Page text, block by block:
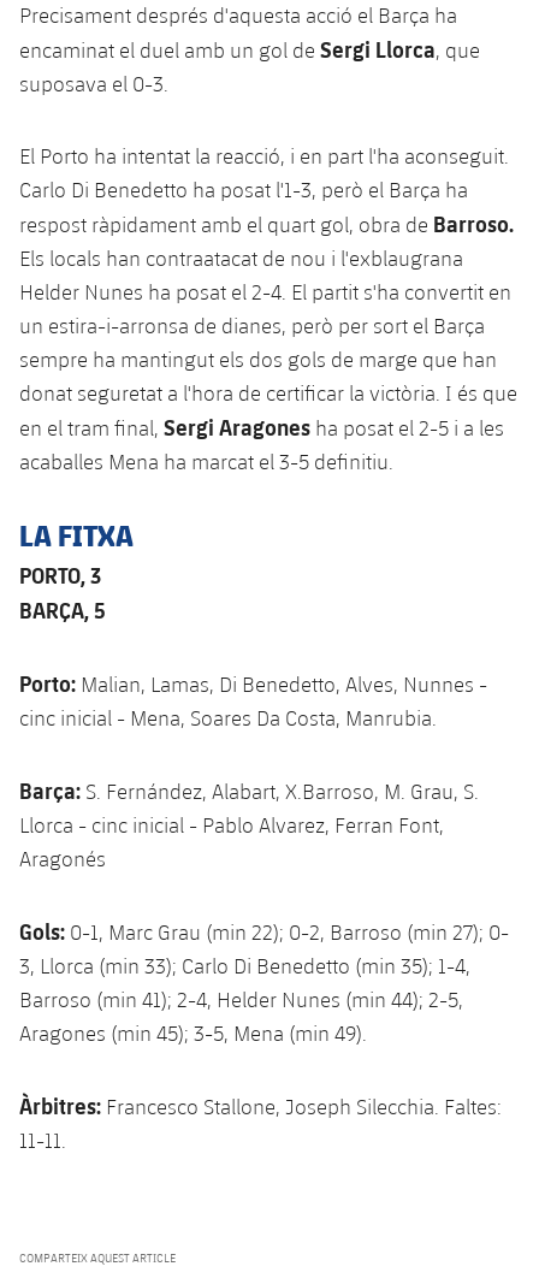
Precisament després d'aquesta acció el Barça ha
encaminat el duel amb un gol de Sergi Llorca, que
suposava el 0-3.
El Porto ha intentat la reacció, i en part l'ha aconseguit.
Carlo Di Benedetto ha posat l'1-3, però el Barça ha
respost ràpidament amb el quart gol, obra de Barroso.
Els locals han contraatacat de nou i l'exblaugrana
Helder Nunes ha posat el 2-4. El partit s'ha convertit en
un estira-i-arronsa de dianes, però per sort el Barça
sempre ha mantingut els dos gols de marge que han
donat seguretat a l'hora de certificar la victòria. I és que
en el tram final, Sergi Aragones ha posat el 2-5 i a les
acaballes Mena ha marcat el 3-5 definitiu.
LA FITXA
PORTO, 3
BARÇA, 5
Porto: Malian, Lamas, Di Benedetto, Alves, Nunnes -
cinc inicial - Mena, Soares Da Costa, Manrubia.
Barça: S. Fernández, Alabart, X.Barroso, M. Grau, S.
Llorca - cinc inicial - Pablo Alvarez, Ferran Font,
Aragonés
Gols: 0-1, Marc Grau (min 22); 0-2, Barroso (min 27); 0-
3, Llorca (min 33); Carlo Di Benedetto (min 35); 1-4,
Barroso (min 41); 2-4, Helder Nunes (min 44); 2-5,
Aragones (min 45); 3-5, Mena (min 49).
Àrbitres: Francesco Stallone, Joseph Silecchia. Faltes:
11-11.
COMPARTEIX AQUEST ARTICLE